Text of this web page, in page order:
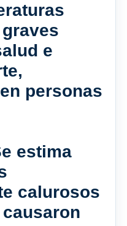
e
personas
estima
calurosos
causaron